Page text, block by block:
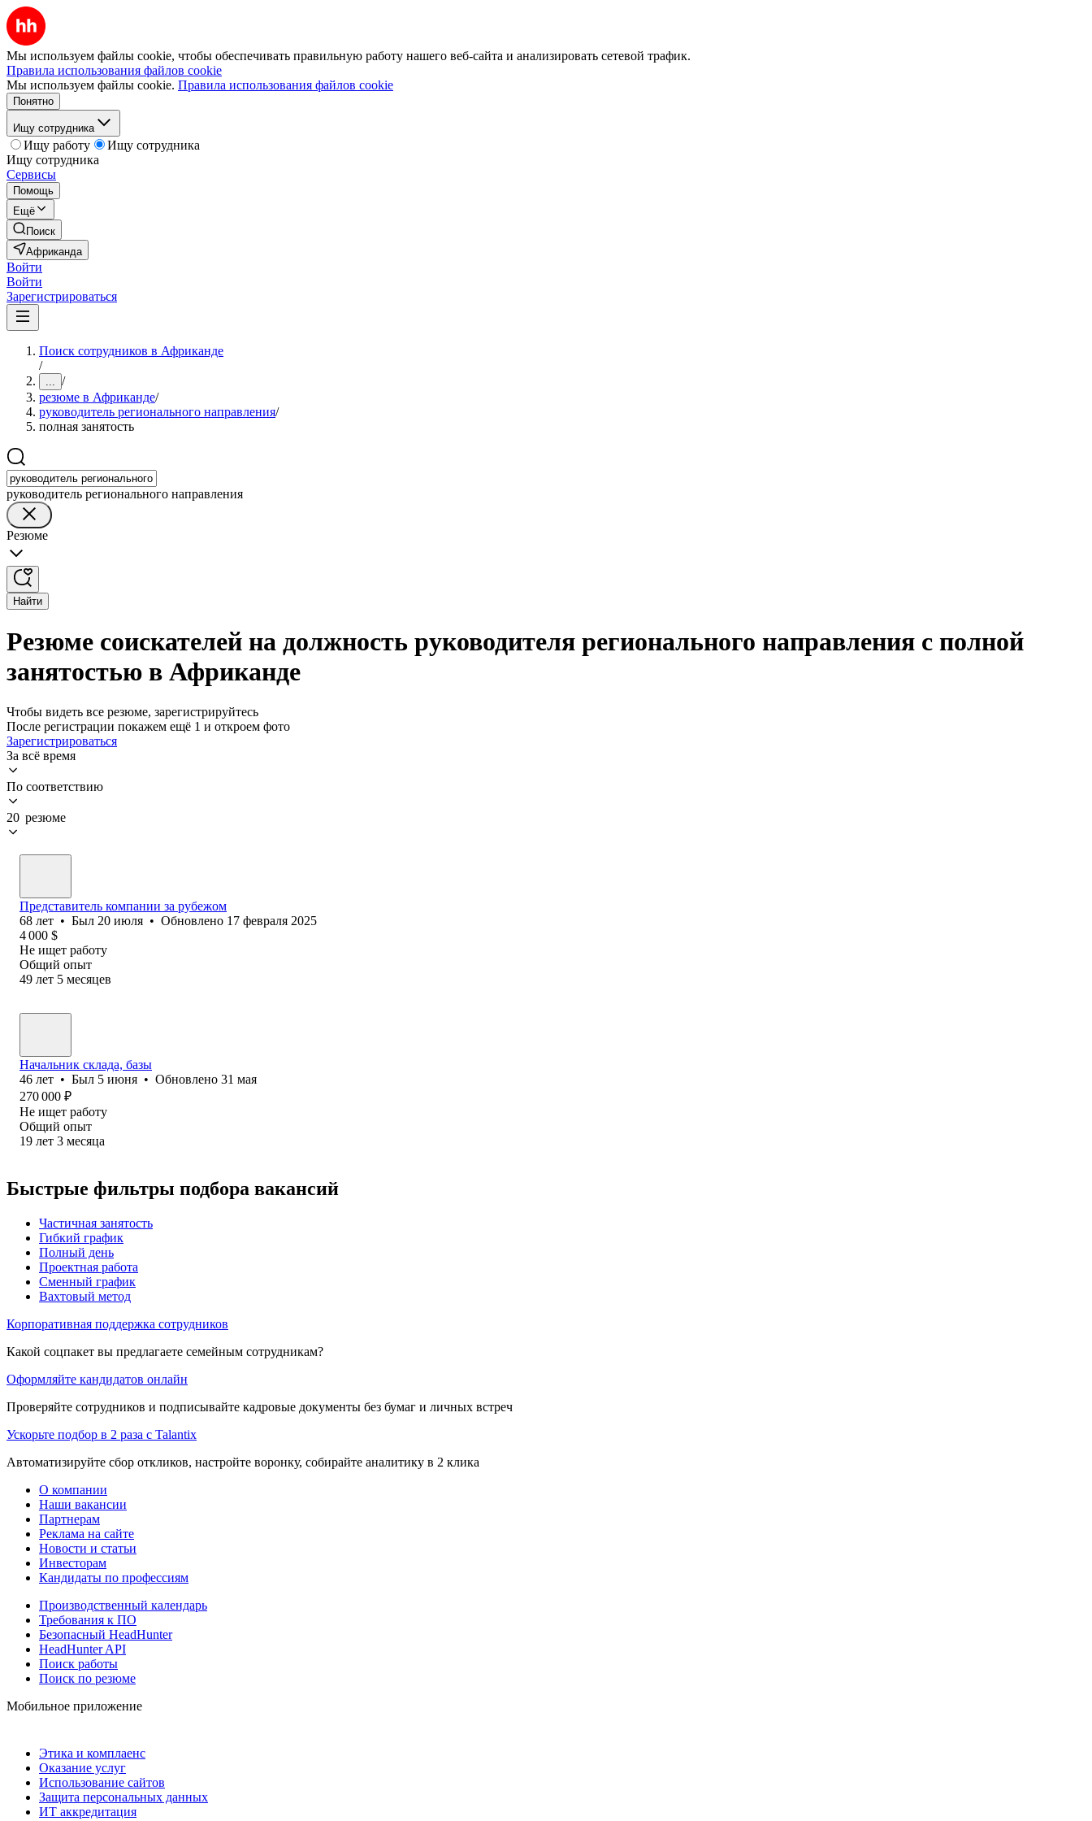
Мы используем файлы cookie, чтобы обеспечивать правильную работу нашего веб-сайта и анализировать сетевой трафик.
Правила использования файлов cookie
Мы используем файлы cookie. Правила использования файлов cookie
Понятно
Ищу сотрудника
Ищу работу
Ищу сотрудника
Ищу сотрудника
Сервисы
Помощь
Ещё
Поиск
Африканда
Войти
Войти
Зарегистрироваться
Поиск сотрудников в Африканде
/
... /
резюме в Африканде/
руководитель регионального направления/
полная занятость
руководитель регионального направления
Резюме
Найти
Резюме соискателей на должность руководителя регионального направления с полной
занятостью в Африканде
Чтобы видеть все резюме, зарегистрируйтесь
После регистрации покажем ещё 1 и откроем фото
Зарегистрироваться
За всё время
По соответствию
20 резюме
Представитель компании за рубежом
68 лет • Был 20 июля • Обновлено 17 февраля 2025
4 000 $
Не ищет работу
Общий опыт
49 лет 5 месяцев
Начальник склада, базы
46 лет • Был 5 июня • Обновлено 31 мая
270 000 ₽
Не ищет работу
Общий опыт
19 лет 3 месяца
Быстрые фильтры подбора вакансий
Частичная занятость
Гибкий график
Полный день
Проектная работа
Сменный график
Вахтовый метод
Корпоративная поддержка сотрудников
Какой соцпакет вы предлагаете семейным сотрудникам?
Оформляйте кандидатов онлайн
Проверяйте сотрудников и подписывайте кадровые документы без бумаг и личных встреч
Ускорьте подбор в 2 раза с Talantix
Автоматизируйте сбор откликов, настройте воронку, собирайте аналитику в 2 клика
О компании
Наши вакансии
Партнерам
Реклама на сайте
Новости и статьи
Инвесторам
Кандидаты по профессиям
Производственный календарь
Требования к ПО
Безопасный HeadHunter
HeadHunter API
Поиск работы
Поиск по резюме
Мобильное приложение
Этика и комплаенс
Оказание услуг
Использование сайтов
Защита персональных данных
ИТ аккредитация